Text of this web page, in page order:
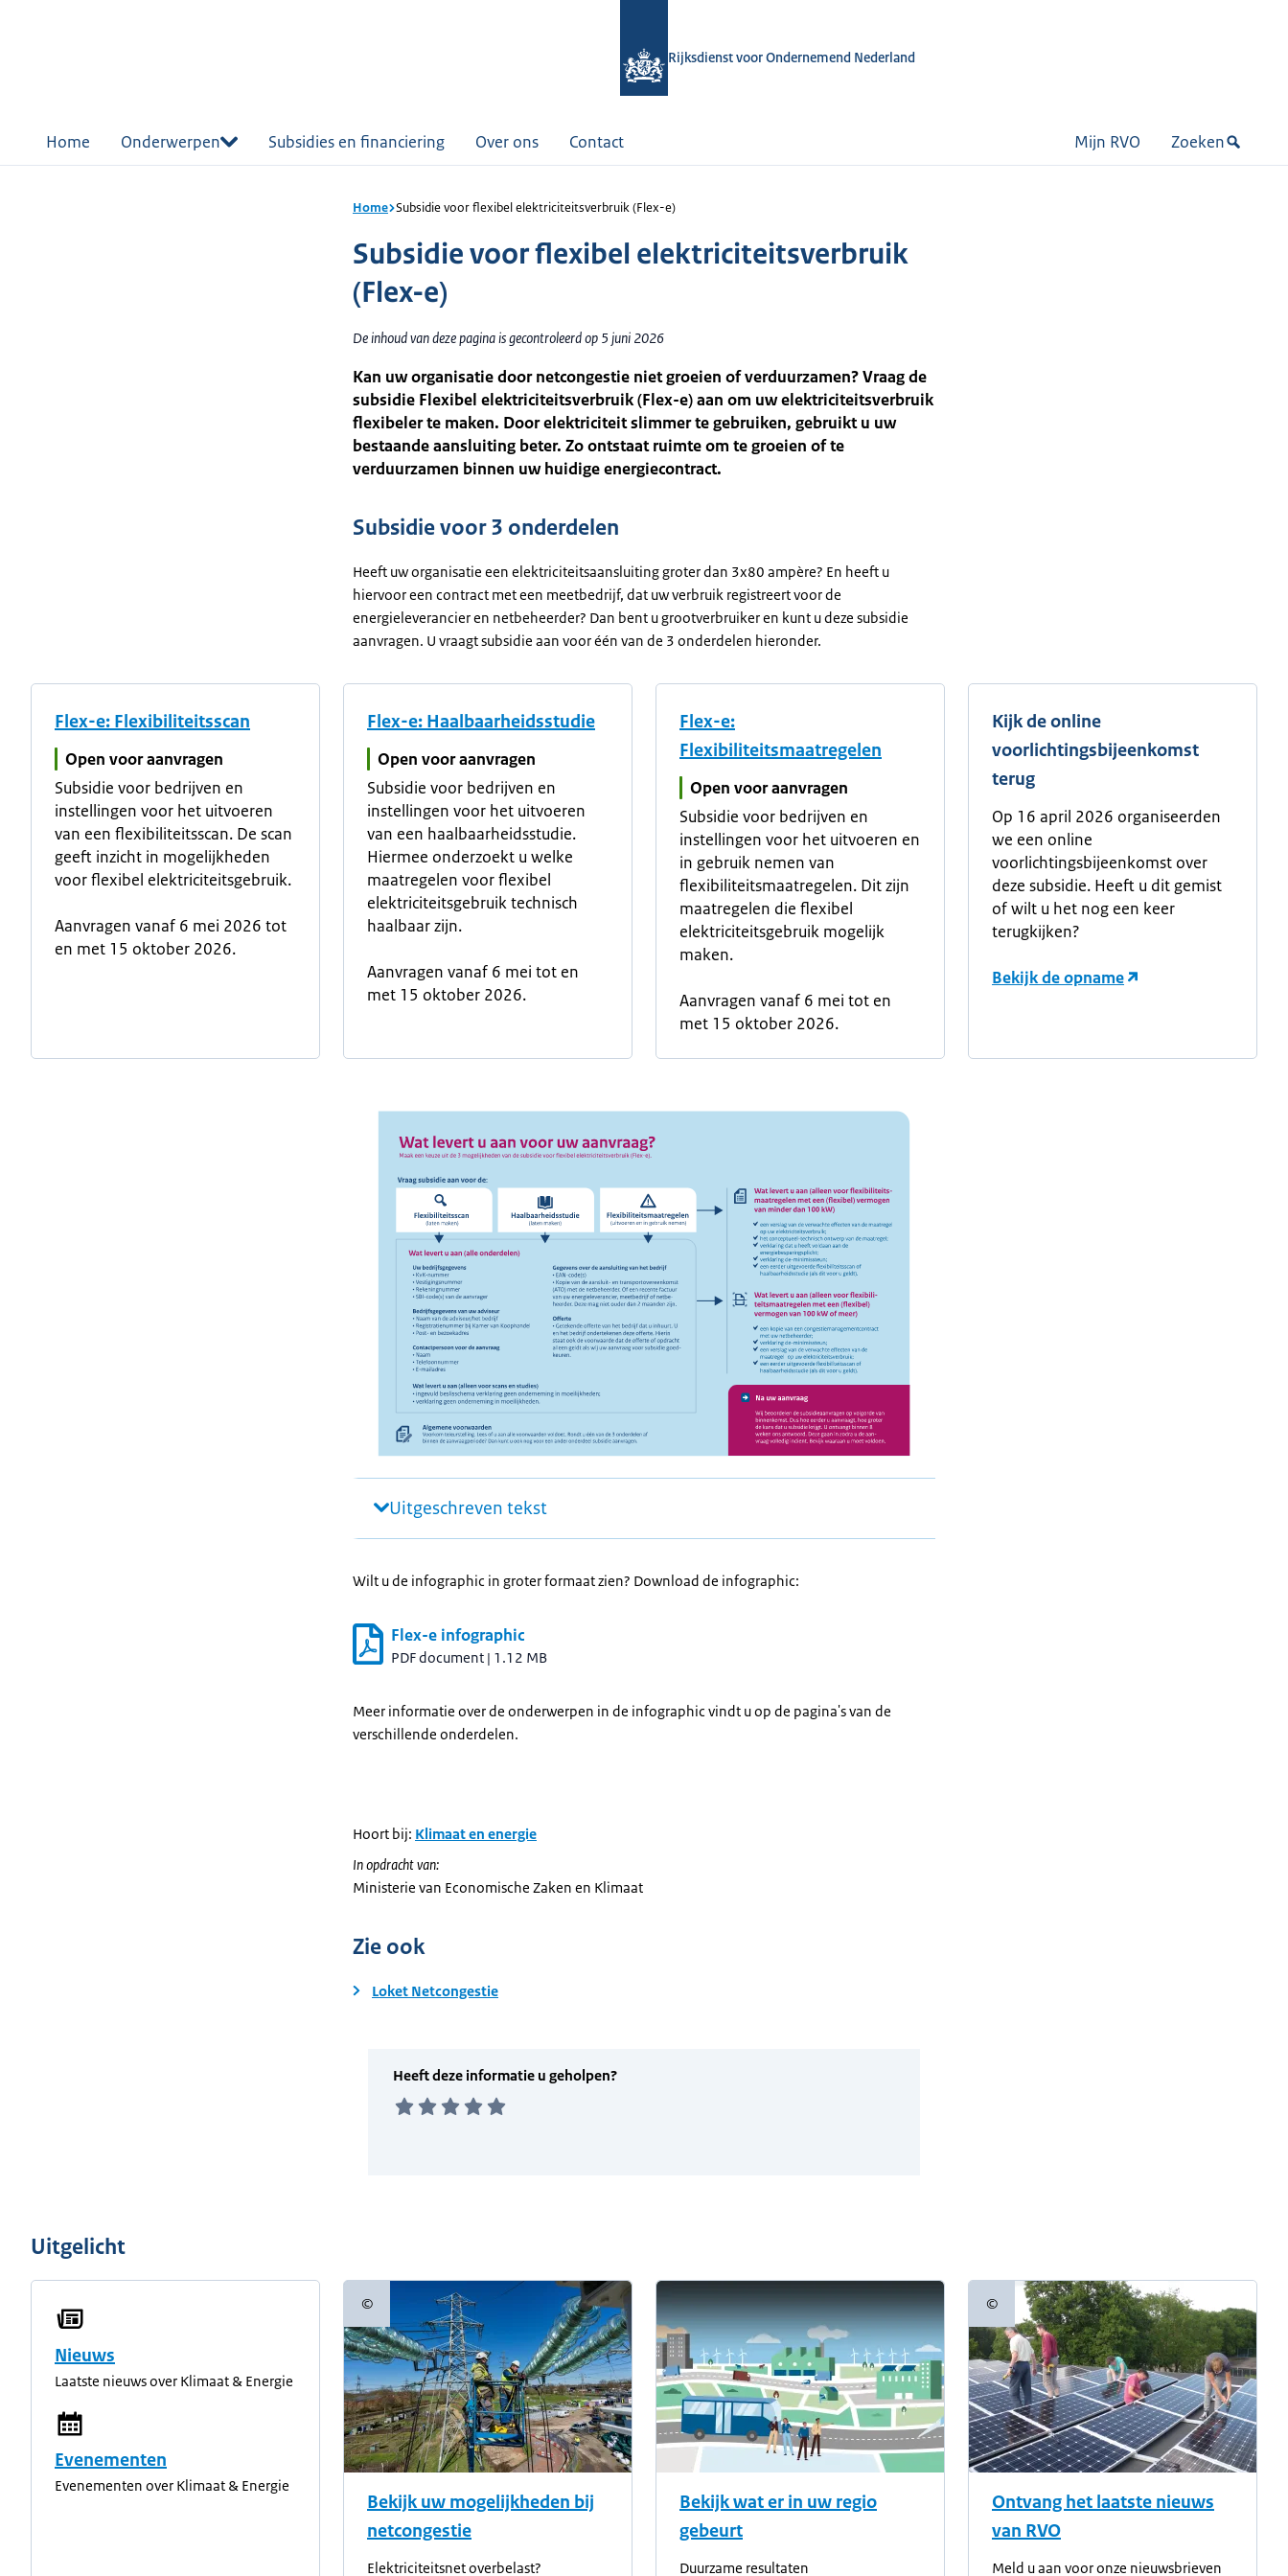
Rijksdienst voor Ondernemend Nederland
Home Onderwerpen Subsidies en financiering Over ons Contact Mijn RVO Zoeken
Home Subsidie voor flexibel elektriciteitsverbruik (Flex-e)
Subsidie voor flexibel elektriciteitsverbruik
(Flex-e)
De inhoud van deze pagina is gecontroleerd op 5 juni 2026
Kan uw organisatie door netcongestie niet groeien of verduurzamen? Vraag de
subsidie Flexibel elektriciteitsverbruik (Flex-e) aan om uw elektriciteitsverbruik
flexibeler te maken. Door elektriciteit slimmer te gebruiken, gebruikt u uw
bestaande aansluiting beter. Zo ontstaat ruimte om te groeien of te
verduurzamen binnen uw huidige energiecontract.
Subsidie voor 3 onderdelen
Heeft uw organisatie een elektriciteitsaansluiting groter dan 3x80 ampère? En heeft u
hiervoor een contract met een meetbedrijf, dat uw verbruik registreert voor de
energieleverancier en netbeheerder? Dan bent u grootverbruiker en kunt u deze subsidie
aanvragen. U vraagt subsidie aan voor één van de 3 onderdelen hieronder.
Flex-e: Flexibiliteitsscan
Open voor aanvragen
Subsidie voor bedrijven en
instellingen voor het uitvoeren
van een flexibiliteitsscan. De scan
geeft inzicht in mogelijkheden
voor flexibel elektriciteitsgebruik.
Aanvragen vanaf 6 mei 2026 tot
en met 15 oktober 2026.
Flex-e: Haalbaarheidsstudie
Open voor aanvragen
Subsidie voor bedrijven en
instellingen voor het uitvoeren
van een haalbaarheidsstudie.
Hiermee onderzoekt u welke
maatregelen voor flexibel
elektriciteitsgebruik technisch
haalbaar zijn.
Aanvragen vanaf 6 mei tot en
met 15 oktober 2026.
Flex-e:
Flexibiliteitsmaatregelen
Open voor aanvragen
Subsidie voor bedrijven en
instellingen voor het uitvoeren en
in gebruik nemen van
flexibiliteitsmaatregelen. Dit zijn
maatregelen die flexibel
elektriciteitsgebruik mogelijk
maken.
Aanvragen vanaf 6 mei tot en
met 15 oktober 2026.
Kijk de online
voorlichtingsbijeenkomst
terug
Op 16 april 2026 organiseerden
we een online
voorlichtingsbijeenkomst over
deze subsidie. Heeft u dit gemist
of wilt u het nog een keer
terugkijken?
Bekijk de opname
Uitgeschreven tekst
Wilt u de infographic in groter formaat zien? Download de infographic:
Flex-e infographic
PDF document | 1.12 MB
Meer informatie over de onderwerpen in de infographic vindt u op de pagina's van de
verschillende onderdelen.
Hoort bij: Klimaat en energie
In opdracht van:
Ministerie van Economische Zaken en Klimaat
Zie ook
Loket Netcongestie
Uitgelicht
Nieuws
Laatste nieuws over Klimaat & Energie
Evenementen
Evenementen over Klimaat & Energie
©Copyrightinformatie
Bekijk uw mogelijkheden bij
netcongestie
Elektriciteitsnet overbelast?
Bekijk wat er in uw regio
gebeurt
Duurzame resultaten
©Copyrightinformatie
Ontvang het laatste nieuws
van RVO
Meld u aan voor onze nieuwsbrieven